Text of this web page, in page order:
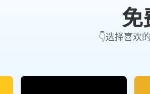
免
👇选择喜欢